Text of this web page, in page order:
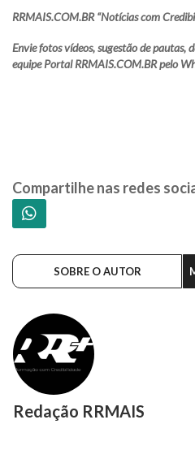
RRMAIS.COM.BR “Notícias com
Envie fotos vídeos, sugestão de pautas,
equipe Portal RRMAIS.COM.BR pelo
Compartilhe nas redes
SOBRE O AUTOR
Redação RRMAIS